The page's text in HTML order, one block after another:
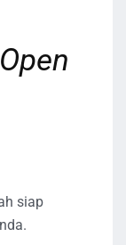
Open
siap